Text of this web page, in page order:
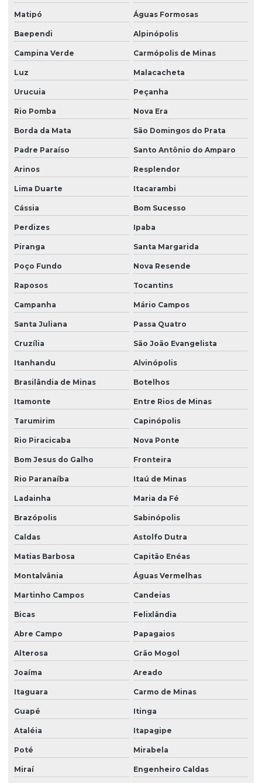
Matipó Águas Formosas
Baependi Alpinópolis
Campina Verde Carmópolis de Minas
Luz Malacacheta
Urucuia Peçanha
Rio Pomba Nova Era
Borda da Mata São Domingos do Prata
Padre Paraíso Santo Antônio do Amparo
Arinos Resplendor
Lima Duarte Itacarambi
Cássia Bom Sucesso
Perdizes Ipaba
Piranga Santa Margarida
Poço Fundo Nova Resende
Raposos Tocantins
Campanha Mário Campos
Santa Juliana Passa Quatro
Cruzília São João Evangelista
Itanhandu Alvinópolis
Brasilândia de Minas Botelhos
Itamonte Entre Rios de Minas
Tarumirim Capinópolis
Rio Piracicaba Nova Ponte
Bom Jesus do Galho Fronteira
Rio Paranaíba Itaú de Minas
Ladainha Maria da Fé
Brazópolis Sabinópolis
Caldas Astolfo Dutra
Matias Barbosa Capitão Enéas
Montalvânia Águas Vermelhas
Martinho Campos Candeias
Bicas Felixlândia
Abre Campo Papagaios
Alterosa Grão Mogol
Joaíma Areado
Itaguara Carmo de Minas
Guapé Itinga
Ataléia Itapagipe
Poté Mirabela
Miraí Engenheiro Caldas